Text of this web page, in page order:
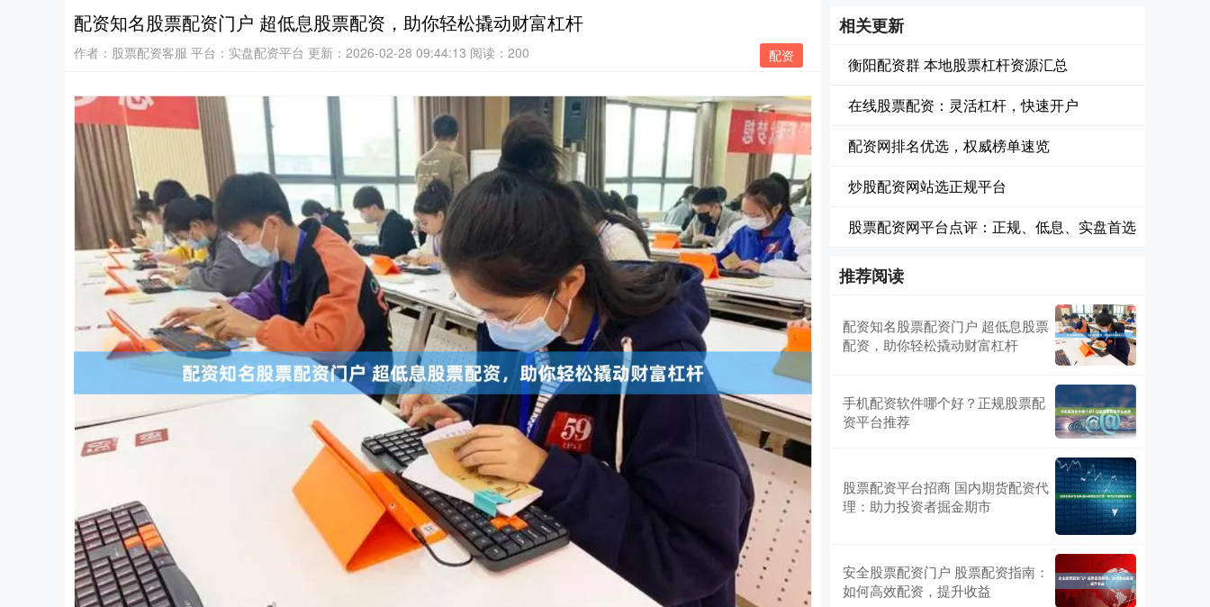
配资知名股票配资门户 超低息股票配资，助你轻松撬动财富杠杆
配资
作者：股票配资客服 平台：实盘配资平台 更新：2026-02-28 09:44:13 阅读：200
相关更新
衡阳配资群 本地股票杠杆资源汇总
在线股票配资：灵活杠杆，快速开户
配资网排名优选，权威榜单速览
炒股配资网站选正规平台
股票配资网平台点评：正规、低息、实盘首选
推荐阅读
配资知名股票配资门户 超低息股票
配资，助你轻松撬动财富杠杆
手机配资软件哪个好？正规股票配
资平台推荐
股票配资平台招商 国内期货配资代
理：助力投资者掘金期市
安全股票配资门户 股票配资指南：
如何高效配资，提升收益